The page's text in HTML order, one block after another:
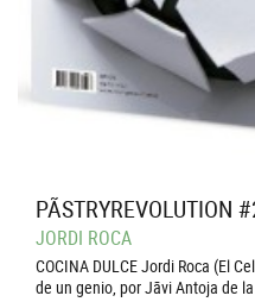
PÃSTRYREVOLUTION
JORDI ROCA
COCINA DULCE Jordi Roca (El
de un genio, por Jãvi Antoja de